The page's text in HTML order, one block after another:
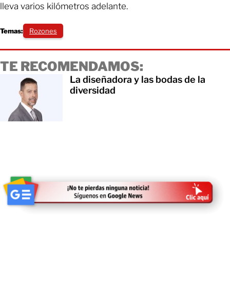
lleva varios kilómetros adelante.
Temas: Rozones
TE RECOMENDAMOS:
La diseñadora y las bodas de la
diversidad